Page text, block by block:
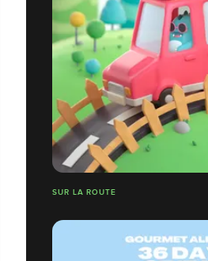
SUR LA ROUTE